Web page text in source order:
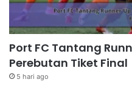
Port FC Tantang
Perebutan Tiket Final
5 hari ago